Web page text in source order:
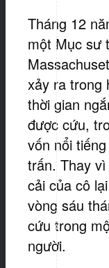
Tháng 12
một Mục sư
xảy ra trong
thời gian
được cứu,
vốn nổi
trấn. Thay
cải của cô
vòng sáu
cứu trong
người.